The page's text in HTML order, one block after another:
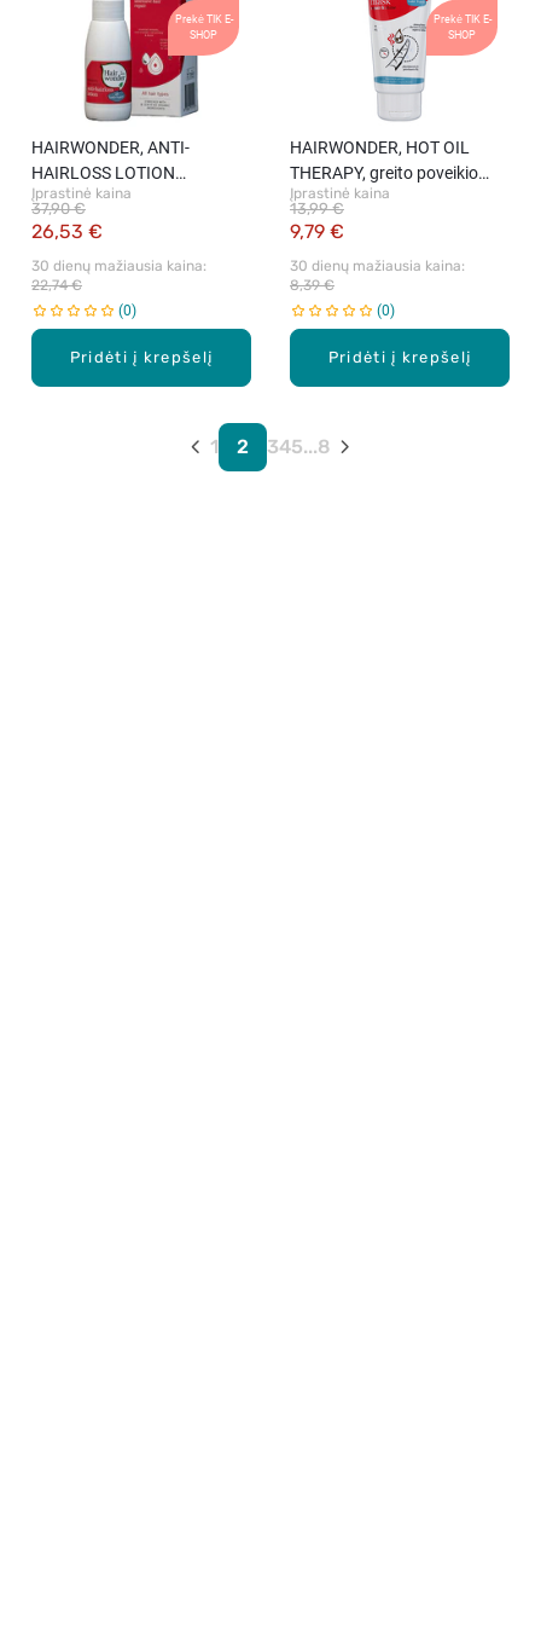
Prekė TIK E-
SHOP
Pridėti į krepšelį
HAIRWONDER, ANTI-
HAIRLOSS LOTION
LIPOSOMES, losjonas
slenkantiems plaukams, 75
Įprastinė kaina
26,53 €
37,90 €
30 dienų mažiausia kaina:
22,74 €
0
Prekė TIK E-
SHOP
Pridėti į krepšelį
HAIRWONDER, HOT OIL
THERAPY, greito poveikio
kaukė, 100 ml
Įprastinė kaina
9,79 €
13,99 €
30 dienų mažiausia kaina:
8,39 €
0
1 2 345...8